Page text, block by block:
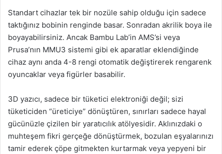
Standart cihazlar tek bir nozüle sahip olduğu için sadece
taktığınız bobinin renginde basar. Sonradan akrilik boya ile
boyayabilirsiniz. Ancak Bambu Lab’in AMS’si veya
Prusa’nın MMU3 sistemi gibi ek aparatlar eklendiğinde
cihaz aynı anda 4-8 rengi otomatik değiştirerek rengarenk
oyuncaklar veya figürler basabilir.
3D yazıcı, sadece bir tüketici elektroniği değil; sizi
tüketiciden “üreticiye” dönüştüren, sınırları sadece hayal
gücünüzle çizilen bir yaratıcılık atölyesidir. Aklınızdaki o
muhteşem fikri gerçeğe dönüştürmek, bozulan eşyalarınızı
tamir ederek çöpe gitmekten kurtarmak veya yepyeni bir